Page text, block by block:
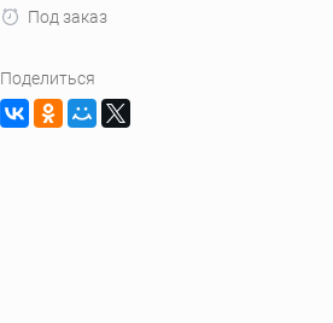
Под заказ
Поделиться